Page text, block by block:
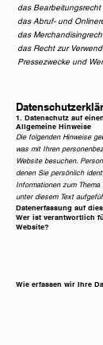
das Bearbeitungsrecht
das Abruf- und
das
das Recht zur
Pressezwecke und
1. Datenschutz auf
Allgemeine Hinweise
Die folgenden Hinweise
was mit Ihren
Website besuchen.
denen Sie persönlich
Informationen zum
unter diesem Text
Datenerfassung auf
Wer ist verantwortlich
Website?
Wie erfassen wir Ihre